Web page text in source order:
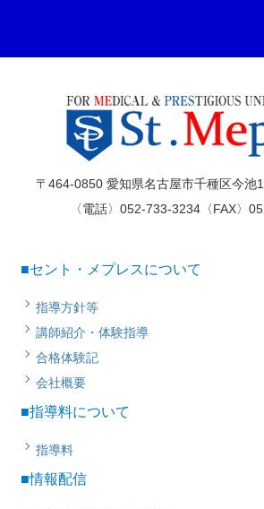
〒464-0850 愛知県名古屋市千種区今池
〈電話〉052-733-3234〈FAX〉
■セント・メプレスについて
指導方針等
講師紹介・体験指導
合格体験記
会社概要
■指導料について
指導料
■情報配信